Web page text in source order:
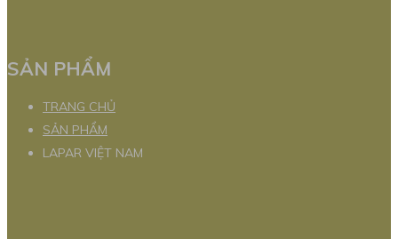
SẢN PHẨM
TRANG CHỦ
SẢN PHẨM
LAPAR VIỆT NAM